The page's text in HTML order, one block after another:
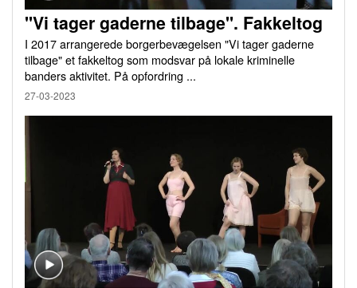
"Vi tager gaderne tilbage". Fakkeltog
I 2017 arrangerede borgerbevægelsen "Vi tager gaderne
tilbage" et fakkeltog som modsvar på lokale kriminelle
banders aktivitet. På opfordring ...
27-03-2023